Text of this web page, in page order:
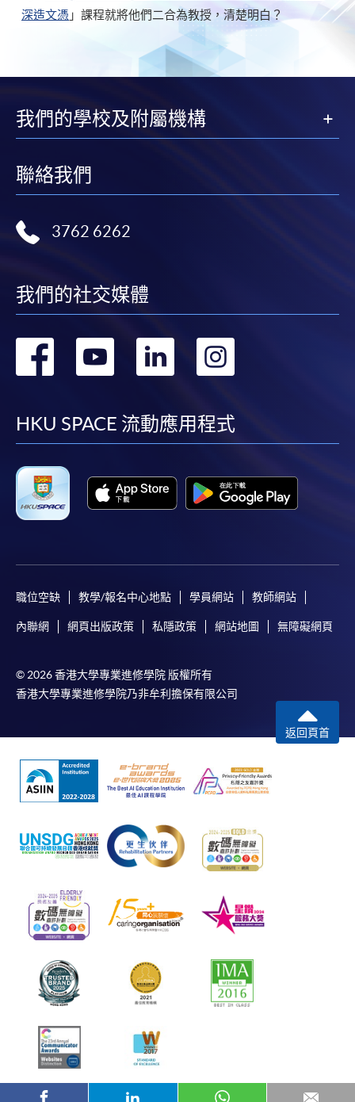
深造文憑 」課程就將他們二合為教授，清楚明白？
我們的學校及附屬機構
聯絡我們
3762 6262
我們的社交媒體
轉
facebook
轉
youtube
轉
linkedin
轉
HKU SPACE 流動應用程式
職位空缺 教學/報名中心地點 學員網站 教師網站
內聯網 網頁出版政策 私隱政策 網站地圖 無障礙網頁
© 2026 香港大學專業進修學院 版權所有
香港大學專業進修學院乃非牟利擔保有限公司
返回頁首